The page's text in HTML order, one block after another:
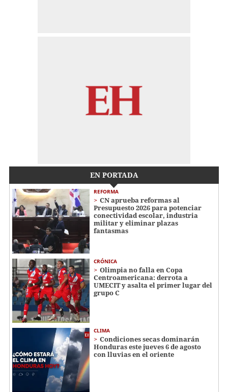
EN PORTADA
REFORMA
CN aprueba reformas al
Presupuesto 2026 para potenciar
conectividad escolar, industria
militar y eliminar plazas
fantasmas
CRÓNICA
Olimpia no falla en Copa
Centroamericana: derrota a
UMECIT y asalta el primer lugar del
grupo C
CLIMA
Condiciones secas dominarán
Honduras este jueves 6 de agosto
con lluvias en el oriente